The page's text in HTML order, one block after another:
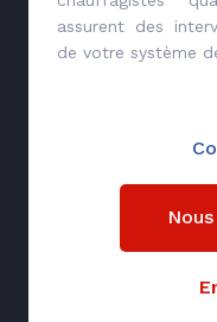
assurent des
de votre système